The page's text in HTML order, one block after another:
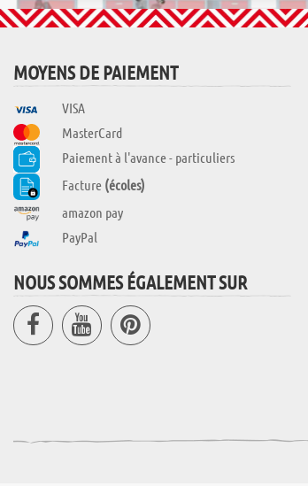
MOYENS DE PAIEMENT
VISA
MasterCard
Paiement à l'avance - particuliers
Facture (écoles)
amazon pay
PayPal
NOUS SOMMES ÉGALEMENT SUR